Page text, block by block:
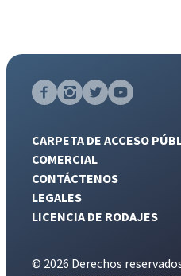
CARPETA DE ACCESO
COMERCIAL
CONTÁCTENOS
LEGALES
LICENCIA DE RODAJES
© 2026 Derechos